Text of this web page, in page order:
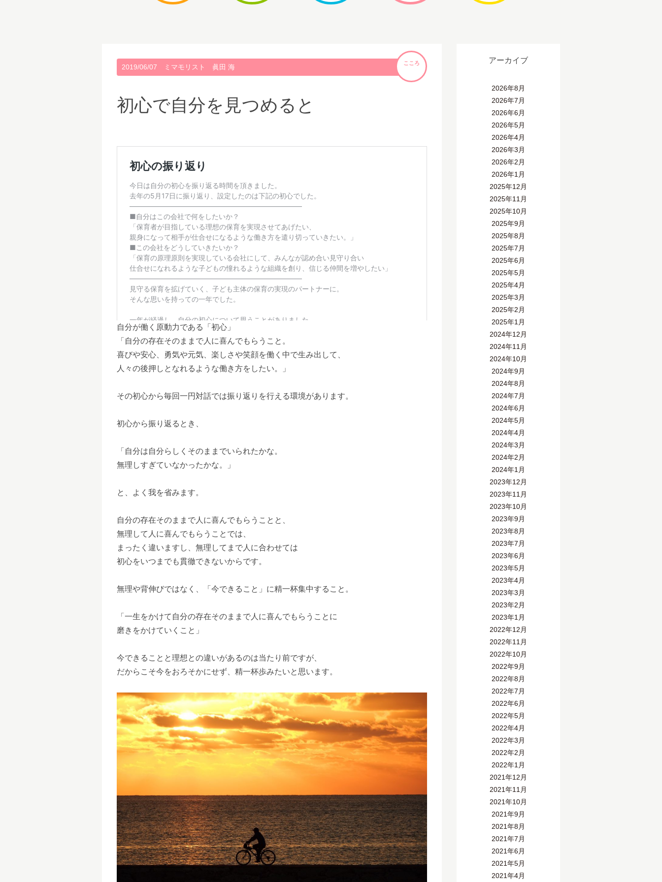
2019/06/07 ミマモリスト 眞田 海 こころ
初心で自分を見つめると
自分が働く原動力である「初心」
「自分の存在そのままで人に喜んでもらうこと。
喜びや安心、勇気や元気、楽しさや笑顔を働く中で生み出して、
人々の後押しとなれるような働き方をしたい。」
その初心から毎回一円対話では振り返りを行える環境があります。
初心から振り返るとき、
「自分は自分らしくそのままでいられたかな。
無理しすぎていなかったかな。」
と、よく我を省みます。
自分の存在そのままで人に喜んでもらうことと、
無理して人に喜んでもらうことでは、
まったく違いますし、無理してまで人に合わせては
初心をいつまでも貫徹できないからです。
無理や背伸びではなく、「今できること」に精一杯集中すること。
「一生をかけて自分の存在そのままで人に喜んでもらうことに
磨きをかけていくこと」
今できることと理想との違いがあるのは当たり前ですが、
だからこそ今をおろそかにせず、精一杯歩みたいと思います。
アーカイブ
2026年8月
2026年7月
2026年6月
2026年5月
2026年4月
2026年3月
2026年2月
2026年1月
2025年12月
2025年11月
2025年10月
2025年9月
2025年8月
2025年7月
2025年6月
2025年5月
2025年4月
2025年3月
2025年2月
2025年1月
2024年12月
2024年11月
2024年10月
2024年9月
2024年8月
2024年7月
2024年6月
2024年5月
2024年4月
2024年3月
2024年2月
2024年1月
2023年12月
2023年11月
2023年10月
2023年9月
2023年8月
2023年7月
2023年6月
2023年5月
2023年4月
2023年3月
2023年2月
2023年1月
2022年12月
2022年11月
2022年10月
2022年9月
2022年8月
2022年7月
2022年6月
2022年5月
2022年4月
2022年3月
2022年2月
2022年1月
2021年12月
2021年11月
2021年10月
2021年9月
2021年8月
2021年7月
2021年6月
2021年5月
2021年4月